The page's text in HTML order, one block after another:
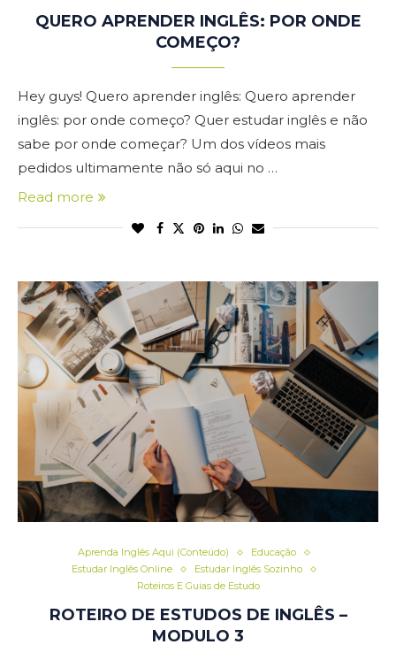
QUERO APRENDER INGLÊS: POR ONDE
COMEÇO?
Hey guys! Quero aprender inglês: Quero aprender
inglês: por onde começo? Quer estudar inglês e não
sabe por onde começar? Um dos vídeos mais
pedidos ultimamente não só aqui no …
Read more
Aprenda Inglês Aqui (Conteúdo)
Educação
Estudar Inglês Online
Estudar Inglês Sozinho
Roteiros E Guias de Estudo
ROTEIRO DE ESTUDOS DE INGLÊS –
MODULO 3